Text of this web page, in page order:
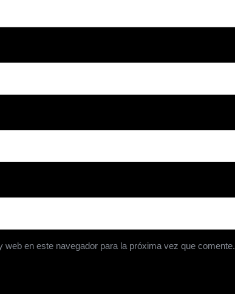
en este navegador para la próxima vez que comente.